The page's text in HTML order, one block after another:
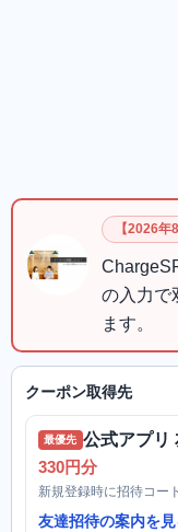
【2026年
の入力で
ます。
クーポン取得先
最優先 公式アプリ
330円分
新規登録時に招待コー
友達招待の案内を見